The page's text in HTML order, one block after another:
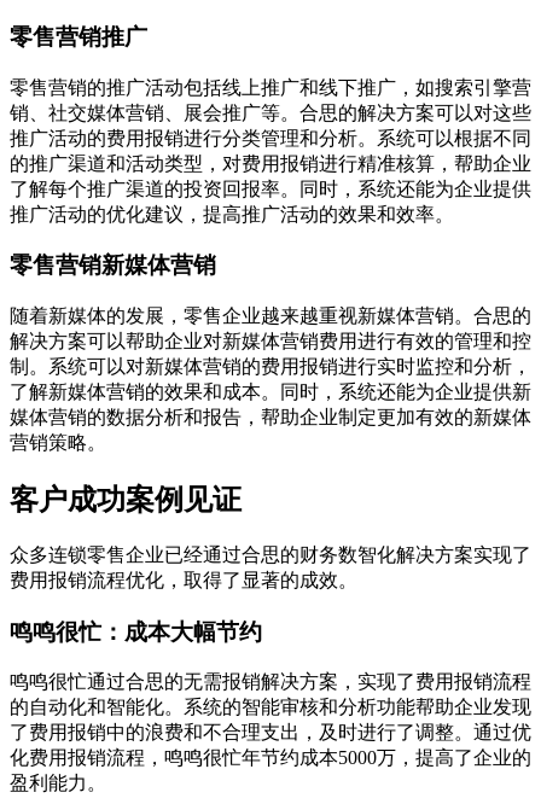
零售营销推广
零售营销的推广活动包括线上推广和线下推广，如搜索引擎营
销、社交媒体营销、展会推广等。合思的解决方案可以对这些
推广活动的费用报销进行分类管理和分析。系统可以根据不同
的推广渠道和活动类型，对费用报销进行精准核算，帮助企业
了解每个推广渠道的投资回报率。同时，系统还能为企业提供
推广活动的优化建议，提高推广活动的效果和效率。
零售营销新媒体营销
随着新媒体的发展，零售企业越来越重视新媒体营销。合思的
解决方案可以帮助企业对新媒体营销费用进行有效的管理和控
制。系统可以对新媒体营销的费用报销进行实时监控和分析，
了解新媒体营销的效果和成本。同时，系统还能为企业提供新
媒体营销的数据分析和报告，帮助企业制定更加有效的新媒体
营销策略。
客户成功案例见证
众多连锁零售企业已经通过合思的财务数智化解决方案实现了
费用报销流程优化，取得了显著的成效。
鸣鸣很忙：成本大幅节约
鸣鸣很忙通过合思的无需报销解决方案，实现了费用报销流程
的自动化和智能化。系统的智能审核和分析功能帮助企业发现
了费用报销中的浪费和不合理支出，及时进行了调整。通过优
化费用报销流程，鸣鸣很忙年节约成本5000万，提高了企业的
盈利能力。